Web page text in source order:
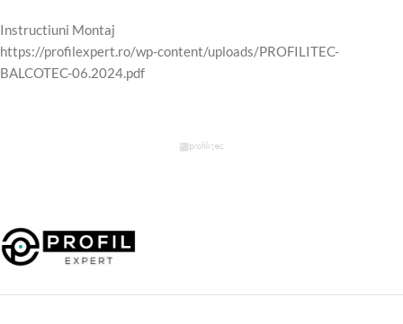
Instructiuni Montaj
https://profilexpert.ro/wp-content/uploads/PROFILITEC-
BALCOTEC-06.2024.pdf